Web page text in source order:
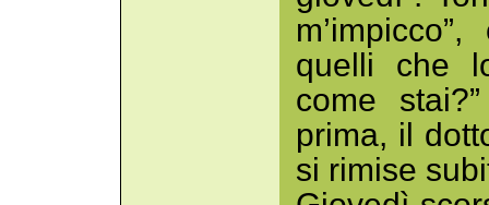
quelli che
come
prima, il
si rimise